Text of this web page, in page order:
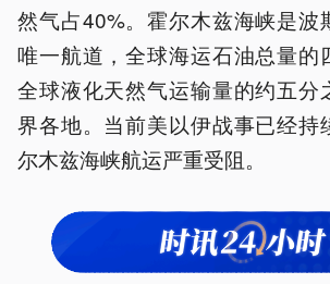
然气占40%。霍尔木兹海峡是波
唯一航道，全球海运石油总量的
全球液化天然气运输量的约五分
界各地。当前美以伊战事已经持
尔木兹海峡航运严重受阻。